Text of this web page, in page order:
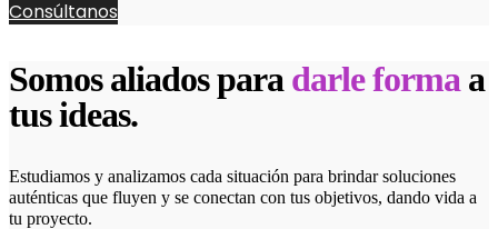
Consúltanos
Somos aliados para darle forma a
tus ideas.
Estudiamos y analizamos cada situación para brindar soluciones
auténticas que fluyen y se conectan con tus objetivos, dando vida a
tu proyecto.